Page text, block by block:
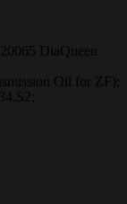
DiaQueen
Oil for ZF);